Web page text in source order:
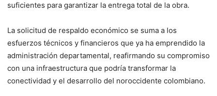
suficientes para garantizar la entrega total de la obra.
La solicitud de respaldo económico se suma a los
esfuerzos técnicos y financieros que ya ha emprendido la
administración departamental, reafirmando su compromiso
con una infraestructura que podría transformar la
conectividad y el desarrollo del noroccidente colombiano.